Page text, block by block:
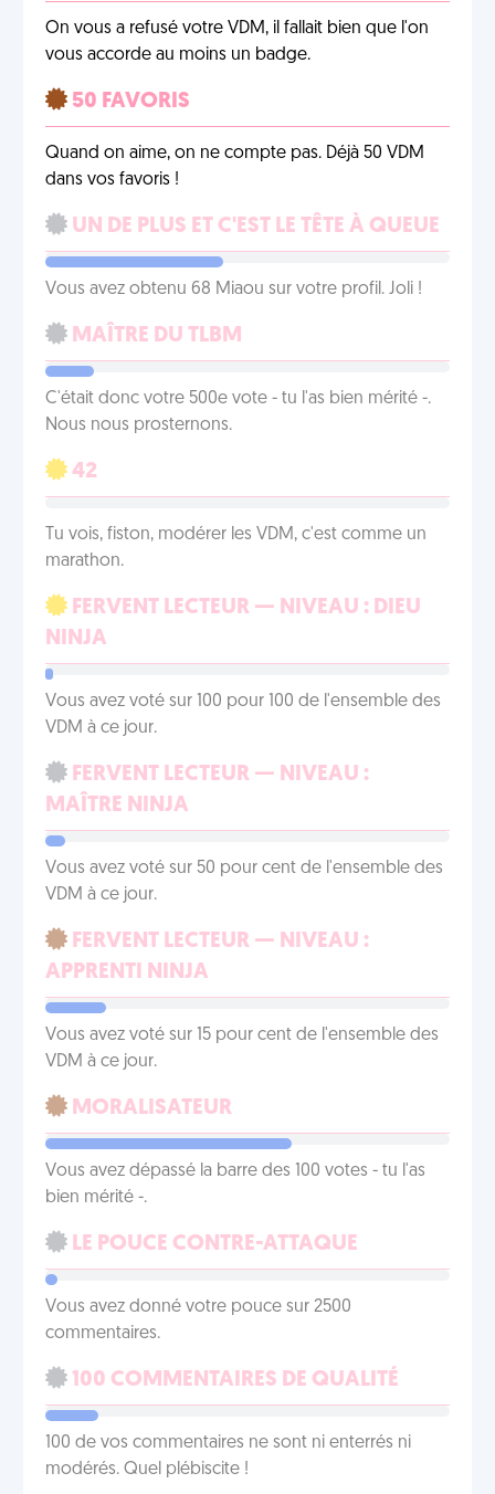
On vous a refusé votre VDM, il fallait bien que l'on
vous accorde au moins un badge.
50 FAVORIS
Quand on aime, on ne compte pas. Déjà 50 VDM
dans vos favoris !
UN DE PLUS ET C'EST LE TÊTE À QUEUE
Vous avez obtenu 68 Miaou sur votre profil. Joli !
MAÎTRE DU TLBM
C'était donc votre 500e vote - tu l'as bien mérité -.
Nous nous prosternons.
42
Tu vois, fiston, modérer les VDM, c'est comme un
marathon.
FERVENT LECTEUR — NIVEAU : DIEU
NINJA
Vous avez voté sur 100 pour 100 de l'ensemble des
VDM à ce jour.
FERVENT LECTEUR — NIVEAU :
MAÎTRE NINJA
Vous avez voté sur 50 pour cent de l'ensemble des
VDM à ce jour.
FERVENT LECTEUR — NIVEAU :
APPRENTI NINJA
Vous avez voté sur 15 pour cent de l'ensemble des
VDM à ce jour.
MORALISATEUR
Vous avez dépassé la barre des 100 votes - tu l'as
bien mérité -.
LE POUCE CONTRE-ATTAQUE
Vous avez donné votre pouce sur 2500
commentaires.
100 COMMENTAIRES DE QUALITÉ
100 de vos commentaires ne sont ni enterrés ni
modérés. Quel plébiscite !